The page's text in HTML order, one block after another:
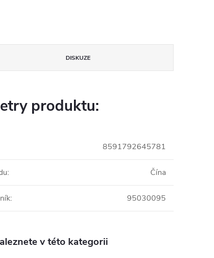
DISKUZE
produktu:
8591792645781
: Čína
: 95030095
v této kategorii